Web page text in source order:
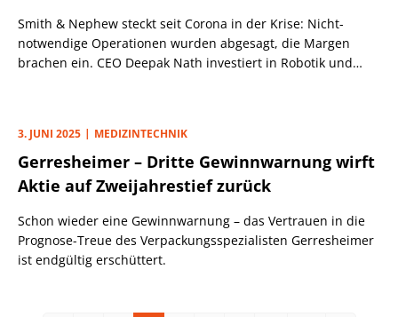
Smith & Nephew steckt seit Corona in der Krise: Nicht-
notwendige Operationen wurden abgesagt, die Margen
brachen ein. CEO Deepak Nath investiert in Robotik und
3. JUNI 2025 MEDIZINTECHNIK
Gerresheimer – Dritte Gewinnwarnung wirft
Aktie auf Zweijahrestief zurück
Schon wieder eine Gewinnwarnung – das Vertrauen in die
Prognose-Treue des Verpackungsspezialisten Gerresheimer
ist endgültig erschüttert.